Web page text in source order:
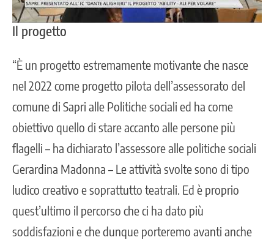
Il progetto
“È un progetto estremamente motivante che nasce
nel 2022 come progetto pilota dell’assessorato del
comune di Sapri alle Politiche sociali ed ha come
obiettivo quello di stare accanto alle persone più
flagelli – ha dichiarato l’assessore alle politiche sociali
Gerardina Madonna – Le attività svolte sono di tipo
ludico creativo e soprattutto teatrali. Ed è proprio
quest’ultimo il percorso che ci ha dato più
soddisfazioni e che dunque porteremo avanti anche